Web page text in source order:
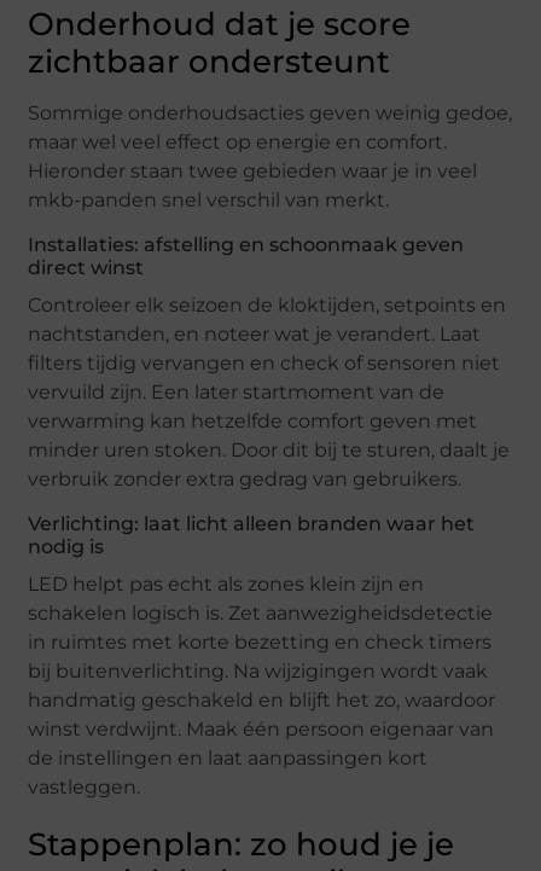
Onderhoud dat je score
zichtbaar ondersteunt
Sommige onderhoudsacties geven weinig gedoe,
maar wel veel effect op energie en comfort.
Hieronder staan twee gebieden waar je in veel
mkb-panden snel verschil van merkt.
Installaties: afstelling en schoonmaak geven
direct winst
Controleer elk seizoen de kloktijden, setpoints en
nachtstanden, en noteer wat je verandert. Laat
filters tijdig vervangen en check of sensoren niet
vervuild zijn. Een later startmoment van de
verwarming kan hetzelfde comfort geven met
minder uren stoken. Door dit bij te sturen, daalt je
verbruik zonder extra gedrag van gebruikers.
Verlichting: laat licht alleen branden waar het
nodig is
LED helpt pas echt als zones klein zijn en
schakelen logisch is. Zet aanwezigheidsdetectie
in ruimtes met korte bezetting en check timers
bij buitenverlichting. Na wijzigingen wordt vaak
handmatig geschakeld en blijft het zo, waardoor
winst verdwijnt. Maak één persoon eigenaar van
de instellingen en laat aanpassingen kort
vastleggen.
Stappenplan: zo houd je je